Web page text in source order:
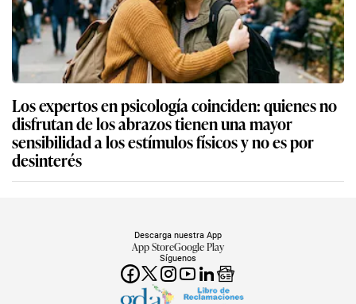
Los expertos en psicología coinciden: quienes no
disfrutan de los abrazos tienen una mayor
sensibilidad a los estímulos físicos y no es por
desinterés
Síguenos
Descarga nuestra App
App StoreGoogle Play